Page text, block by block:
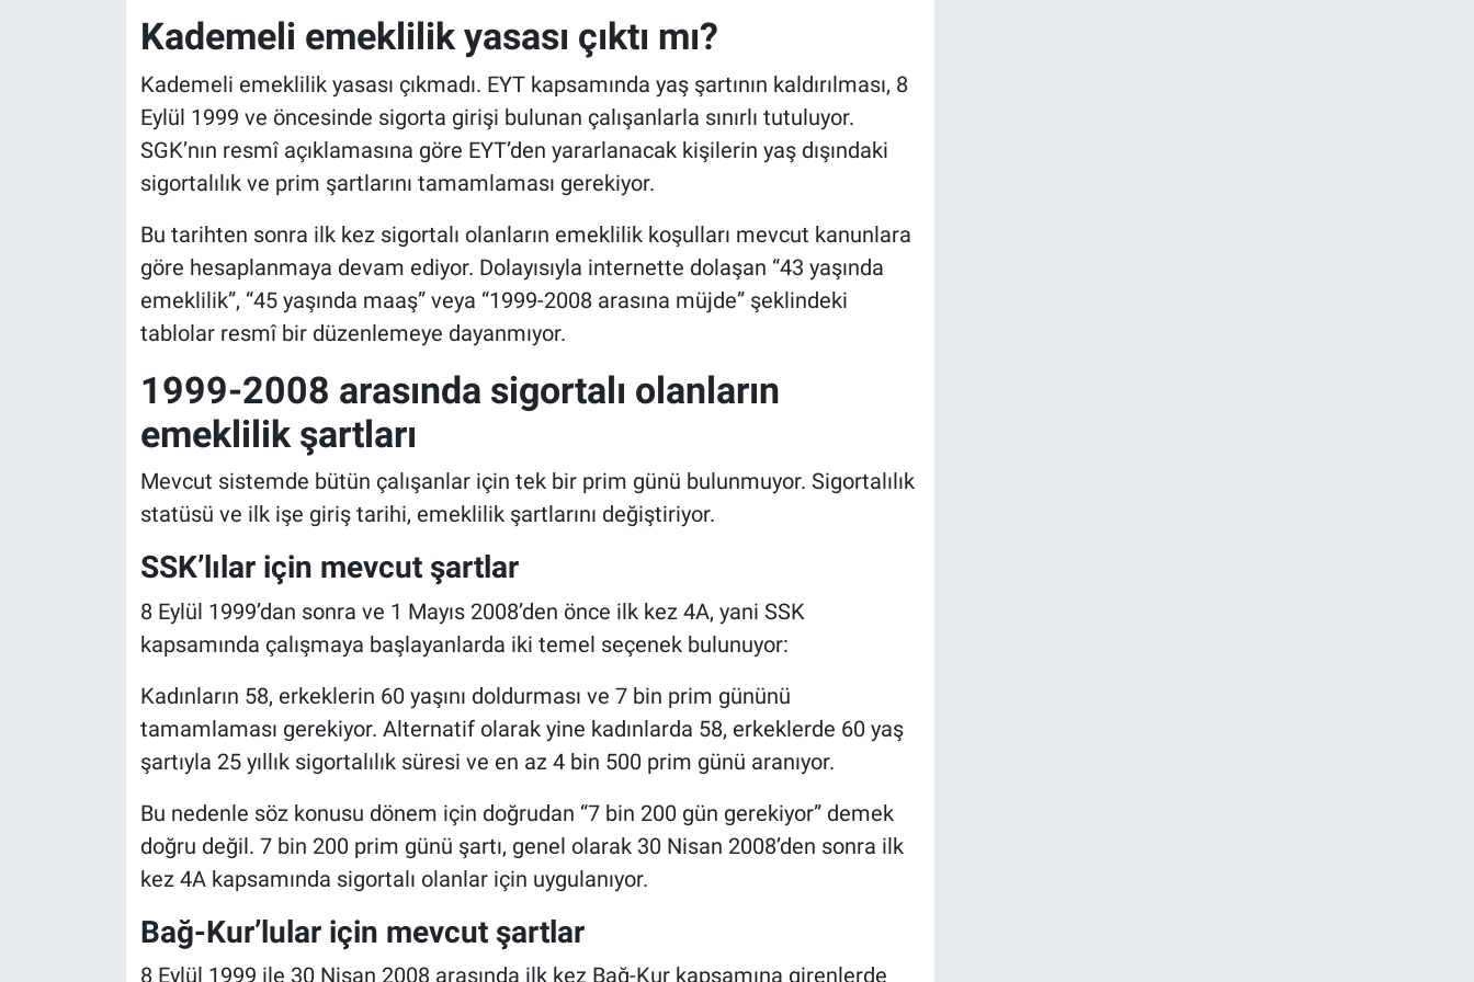
Kademeli emeklilik yasası çıktı mı?
Kademeli emeklilik yasası çıkmadı. EYT kapsamında yaş şartının kaldırılması, 8
Eylül 1999 ve öncesinde sigorta girişi bulunan çalışanlarla sınırlı tutuluyor.
SGK’nın resmî açıklamasına göre EYT’den yararlanacak kişilerin yaş dışındaki
sigortalılık ve prim şartlarını tamamlaması gerekiyor.
Bu tarihten sonra ilk kez sigortalı olanların emeklilik koşulları mevcut kanunlara
göre hesaplanmaya devam ediyor. Dolayısıyla internette dolaşan “43 yaşında
emeklilik”, “45 yaşında maaş” veya “1999-2008 arasına müjde” şeklindeki
tablolar resmî bir düzenlemeye dayanmıyor.
1999-2008 arasında sigortalı olanların
emeklilik şartları
Mevcut sistemde bütün çalışanlar için tek bir prim günü bulunmuyor. Sigortalılık
statüsü ve ilk işe giriş tarihi, emeklilik şartlarını değiştiriyor.
SSK’lılar için mevcut şartlar
8 Eylül 1999’dan sonra ve 1 Mayıs 2008’den önce ilk kez 4A, yani SSK
kapsamında çalışmaya başlayanlarda iki temel seçenek bulunuyor:
Kadınların 58, erkeklerin 60 yaşını doldurması ve 7 bin prim gününü
tamamlaması gerekiyor. Alternatif olarak yine kadınlarda 58, erkeklerde 60 yaş
şartıyla 25 yıllık sigortalılık süresi ve en az 4 bin 500 prim günü aranıyor.
Bu nedenle söz konusu dönem için doğrudan “7 bin 200 gün gerekiyor” demek
doğru değil. 7 bin 200 prim günü şartı, genel olarak 30 Nisan 2008’den sonra ilk
kez 4A kapsamında sigortalı olanlar için uygulanıyor.
Bağ-Kur’lular için mevcut şartlar
8 Eylül 1999 ile 30 Nisan 2008 arasında ilk kez Bağ-Kur kapsamına girenlerde